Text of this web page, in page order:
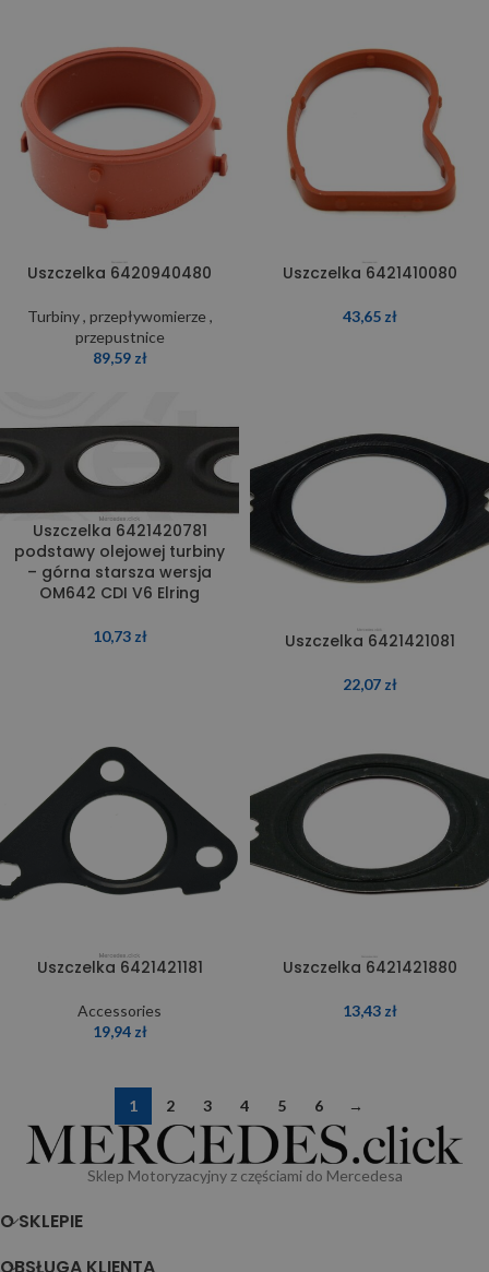
Uszczelka 6420940480
Turbiny , przepływomierze ,
przepustnice
89,59 zł
Uszczelka 6421410080
43,65 zł
Uszczelka 6421420781
podstawy olejowej turbiny
– górna starsza wersja
OM642 CDI V6 Elring
10,73 zł Uszczelka 6421421081
22,07 zł
Uszczelka 6421421181
Accessories
19,94 zł
Uszczelka 6421421880
13,43 zł
1 2 3 4 5 6 →
Sklep Motoryzacyjny z częściami do Mercedesa
O SKLEPIE